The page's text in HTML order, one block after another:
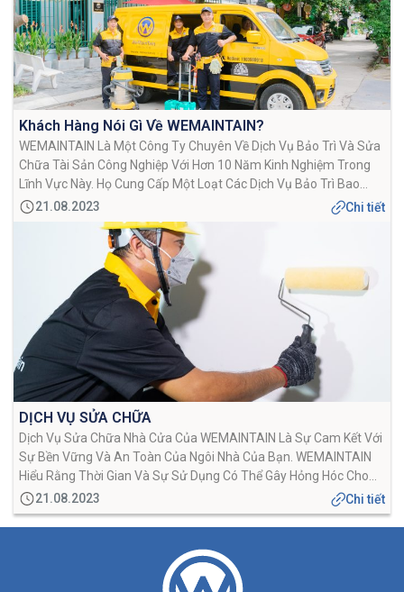
Khách Hàng Nói Gì Về WEMAINTAIN?
WEMAINTAIN Là Một Công Ty Chuyên Về Dịch Vụ Bảo Trì Và Sửa
Chữa Tài Sản Công Nghiệp Với Hơn 10 Năm Kinh Nghiệm Trong
Lĩnh Vực Này. Họ Cung Cấp Một Loạt Các Dịch Vụ Bảo Trì Bao
Gồm Sửa Chữa Thiết Bị, Bảo Dưỡng Định Kỳ Và Giám Sát Hiệu
Suất. Điều Này […]
21.08.2023 Chi tiết
DỊCH VỤ SỬA CHỮA
Dịch Vụ Sửa Chữa Nhà Cửa Của WEMAINTAIN Là Sự Cam Kết Với
Sự Bền Vững Và An Toàn Của Ngôi Nhà Của Bạn. WEMAINTAIN
Hiểu Rằng Thời Gian Và Sự Sử Dụng Có Thể Gây Hỏng Hóc Cho
Ngôi Nhà Của Bạn, Và Đó Là Lý Do Tại Sao WEMAINTAIN Có
Mặt Để Cung Cấp […]
21.08.2023 Chi tiết